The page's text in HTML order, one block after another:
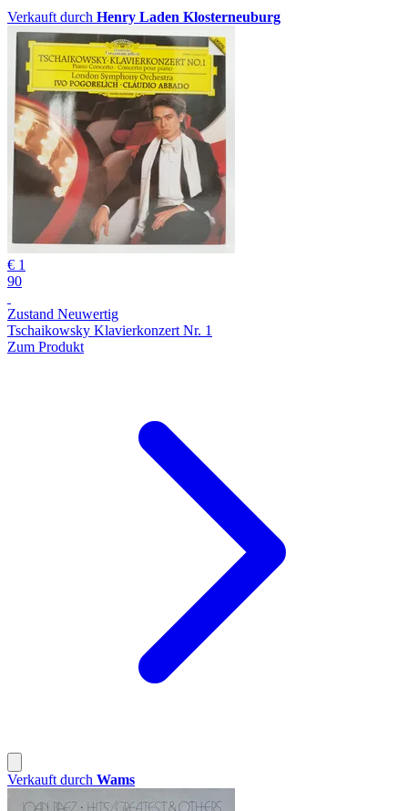
Verkauft durch Henry Laden Klosterneuburg
€ 1
90
Zustand Neuwertig
Tschaikowsky Klavierkonzert Nr. 1
Zum Produkt
Verkauft durch Wams